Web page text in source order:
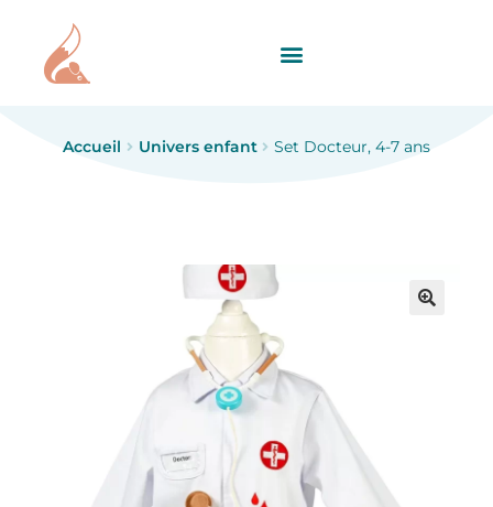
Accueil Univers enfant Set Docteur, 4-7 ans